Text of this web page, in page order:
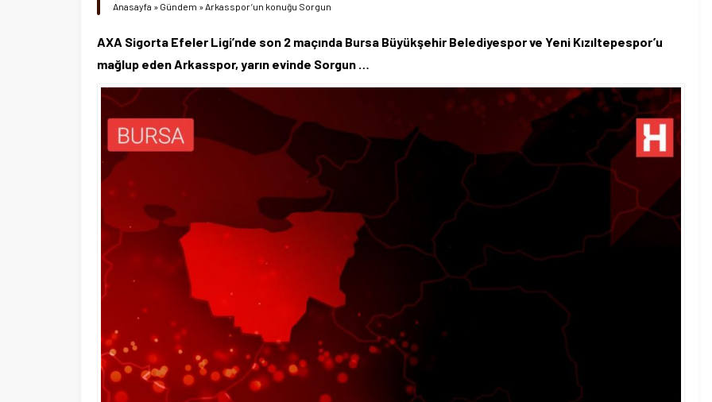
Anasayfa » Gündem »Arkasspor’un konuğu Sorgun
AXA Sigorta Efeler Ligi’nde son 2 maçında Bursa Büyükşehir Belediyespor ve Yeni Kızıltepespor’u
mağlup eden Arkasspor, yarın evinde Sorgun …